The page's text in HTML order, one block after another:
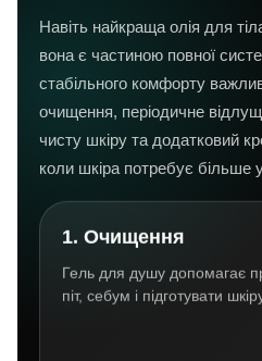
Навіть найкраща олія для
вона є частиною повної
стабільного комфорту
очищення, періодичне
чисту шкіру та додатковий
коли шкіра потребує більше
1. Очищення
Гель для душу допомагає
піт, себум і підготувати